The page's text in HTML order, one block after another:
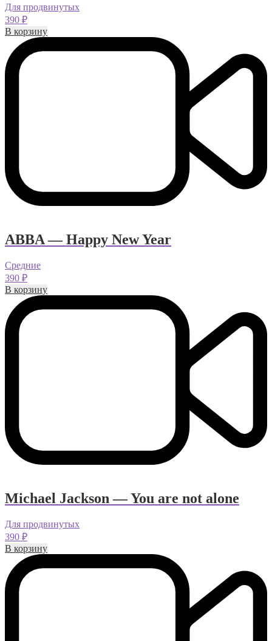
Для продвинутых
390 ₽
В корзину
ABBA — Happy New Year
Средние
390 ₽
В корзину
Michael Jackson — You are not alone
Для продвинутых
390 ₽
В корзину